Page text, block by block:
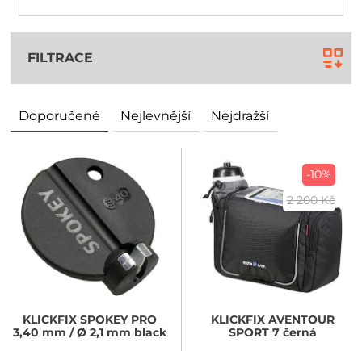
FILTRACE
Doporučené Nejlevnější Nejdražší
KLICKFIXSPOKEY PRO
3,40 mm / Ø 2,1 mm black
-10%
2 200 Kč
KLICKFIXAVENTOUR
SPORT 7 černá